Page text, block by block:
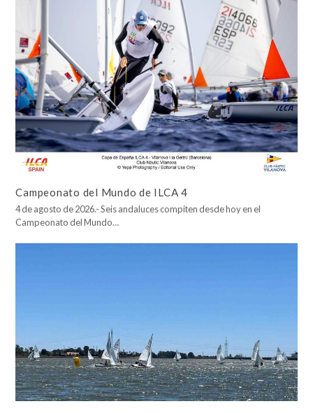
Campeonato del Mundo de ILCA 4
4 de agosto de 2026.- Seis andaluces compiten desde hoy en el
Campeonato del Mundo…